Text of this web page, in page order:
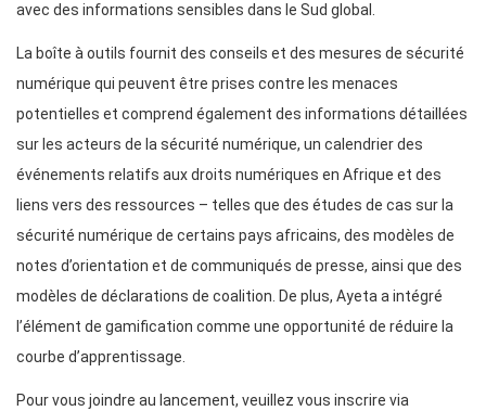
avec des informations sensibles dans le Sud global.
La boîte à outils fournit des conseils et des mesures de sécurité
numérique qui peuvent être prises contre les menaces
potentielles et comprend également des informations détaillées
sur les acteurs de la sécurité numérique, un calendrier des
événements relatifs aux droits numériques en Afrique et des
liens vers des ressources – telles que des études de cas sur la
sécurité numérique de certains pays africains, des modèles de
notes d’orientation et de communiqués de presse, ainsi que des
modèles de déclarations de coalition. De plus, Ayeta a intégré
l’élément de gamification comme une opportunité de réduire la
courbe d’apprentissage.
Pour vous joindre au lancement, veuillez vous inscrire via